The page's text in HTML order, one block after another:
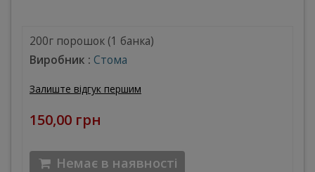
200г порошок (1 банка)
Виробник : Стома
Залиште відгук першим
150,00 грн
Немає в наявності